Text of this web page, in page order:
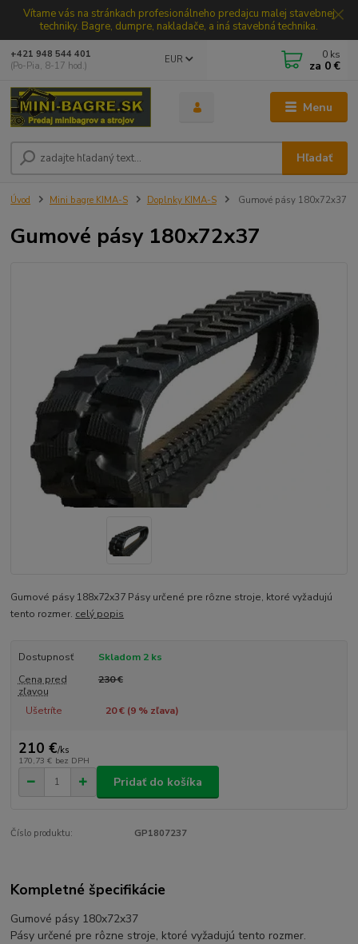
Vítame vás na stránkach profesionálneho predajcu malej stavebnej
techniky. Bagre, dumpre, nakladače, a iná stavebná technika.
Menu
EUR
Hľadať
+421 948 544 401
(Po-Pia, 8-17 hod.)
0 ks
za 0 €
Úvod Mini bagre KIMA-S Doplnky KIMA-S Gumové pásy 180x72x37
Gumové pásy 180x72x37
Gumové pásy 188x72x37 Pásy určené pre rôzne stroje, ktoré vyžadujú
tento rozmer. celý popis
Dostupnosť
Skladom 2 ks
Cena pred
zľavou
230 €
Ušetríte 20 € (9% zľava)
210 €/ks
170,73 € bez DPH
Pridať do košíka
Číslo produktu: GP1807237
Kompletné špecifikácie
Gumové pásy 180x72x37
Pásy určené pre rôzne stroje, ktoré vyžadujú tento rozmer.